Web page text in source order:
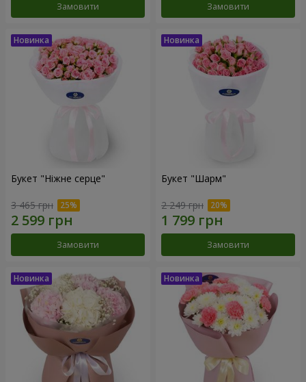
Замовити Замовити
Букет "Ніжне серце"
3 465 грн
Замовити
Букет "Шарм"
2 249 грн
Замовити